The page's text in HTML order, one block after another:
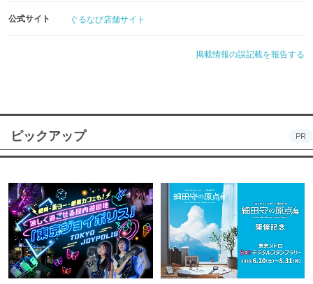
公式サイト ぐるなび店舗サイト
掲載情報の誤記載を報告する
ピックアップ PR